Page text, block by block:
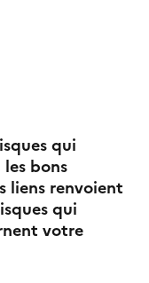
papier
qui
bons
liens renvoient
qui
votre